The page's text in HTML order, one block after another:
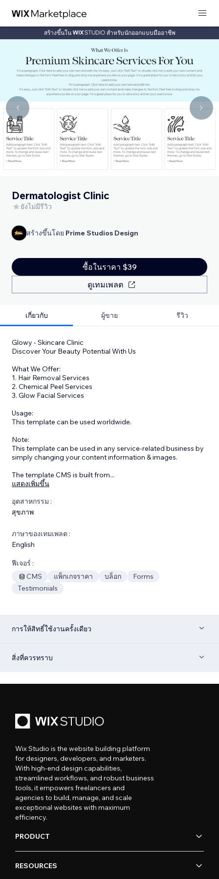
สร้างขึ้นใน สำหรับนักออกแบบมืออาชีพ
Dermatologist Clinic
ยังไม่มีรีวิว
สร้างขึ้นโดย Prime Studios Design
ซื้อในราคา $39
ดูเทมเพลต
เกี่ยวกับ ผู้ขาย รีวิว
Glowy - Skincare Clinic
Discover Your Beauty Potential With Us
What We Offer:
1. Hair Removal Services
2. Chemical Peel Services
3. Glow Facial Services
Usage:
This template can be used worldwide.
Note:
This template can be used in any service-related business by
simply changing your content information & images.
The template CMS is built from...
แสดงเพิ่มขึ้น
อุตสาหกรรม :
สุขภาพ
ภาษาของเทมเพลต :
English
ฟีเจอร์ :
CMS
แพ็กเกจราคา บล็อก
Forms
Testimonials
การให้สิทธิ์ใช้งานครั้งเดียว
สิ่งที่ควรทราบ
Wix Studio is the website building platform
for designers, developers, and marketers.
With high-end design capabilities,
streamlined workflows, and robust business
tools, it empowers freelancers and
agencies to build, manage, and scale
exceptional websites with maximum
efficiency.
PRODUCT
RESOURCES